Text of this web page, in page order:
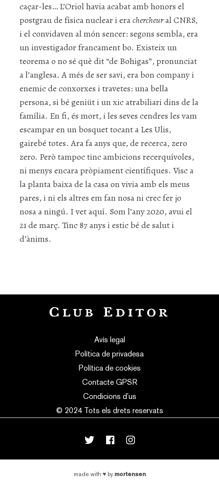
caçar-les… L’Oriol havia acabat amb honors el
postgrau de física nuclear i erachercheural CNRS,
i el convidaven al món sencer: segons sembla, era
un investigador francament bo. Existeix un
teorema o no sé què dit “de Bohigas”, pronunciat
a l’anglesa. A més de ser savi, era bon company i
enemic de conxorxes i travetes: una bella
persona, si bé geniüt i un xic atrabiliari dins de la
família. En fi, és mort, i les seves cendres les vam
escampar en un bosquet tocant a Les Ulis,
gairebé totes. Ara fa anys que, de recerca, zero
zero. Però tampoc tinc ambicions recerquívoles,
ni menys encara pròpiament científiques. Visc a
la planta baixa de la casa on vivia amb els meus
pares, i ni els altres em fan nosa ni crec fer jo
nosa a ningú. I vet aquí. Som l’any 2020, avui el
21 de març. Tinc 87 anys i estic bé de salut i
d’ànims.
Avís legal
Política de privadesa
Política de cookies
Contacte GPSR
Condicions d’us
© 2024 Tots els drets reservats
made with ♥by mortensen